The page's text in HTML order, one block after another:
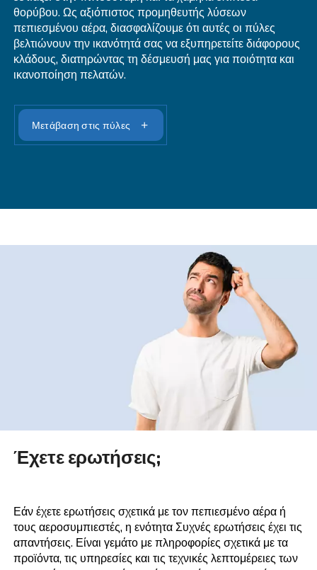
Βρείτε την πλησιέστερη CAT
Μετάβαση στις πύλες μας -
για εμπόρους
εσωτερικά εργαλεία για τη βελτιστοποίηση των
επιχειρηματικών σας δραστηριοτήτων. Αυτοί οι
έχουν σχεδιαστεί για να υποστηρίζουν τις
σέρβις της ολοκληρωμένης σειράς